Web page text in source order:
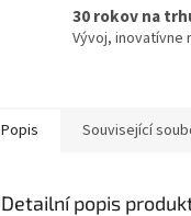
30 rokov na
Vývoj, inovatívne
Popis Související
Detailní popis